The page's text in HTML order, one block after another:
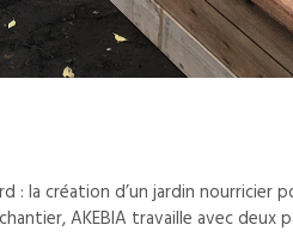
la création d’un jardin nourricier
AKEBIA travaille avec deux